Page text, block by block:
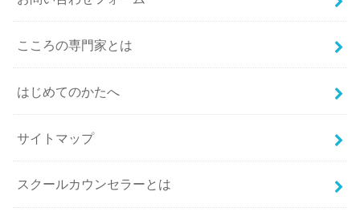
こころの専門家とは
はじめてのかたへ
サイトマップ
スクールカウンセラーとは